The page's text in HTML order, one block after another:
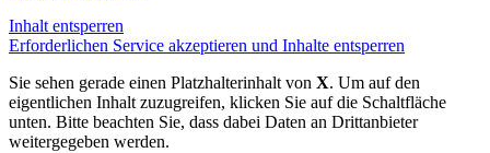
Inhalt entsperren
Erforderlichen Service akzeptieren und Inhalte entsperren
Sie sehen gerade einen Platzhalterinhalt von X. Um auf den
eigentlichen Inhalt zuzugreifen, klicken Sie auf die Schaltfläche
unten. Bitte beachten Sie, dass dabei Daten an Drittanbieter
weitergegeben werden.